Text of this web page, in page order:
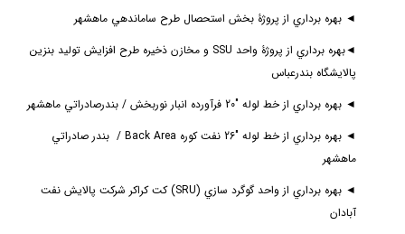
◄ بهره برداري از پروژۀ بخش استحصال طرح ساماندهي ماهشهر
◄بهره برداري از پروژۀ واحد SSU و مخازن ذخيره طرح افزايش توليد بنزين
پالايشگاه بندرعباس
◄ بهره برداري از خط لوله "20 فرآورده انبار نوربخش / بندرصادراتي ماهشهر
◄ بهره برداري از خط لوله "26 نفت كوره Back Area /
بندر صادراتي
ماهشهر
◄ بهره برداري از واحد گوگرد سازي (SRU) کت کراکر شركت پالايش نفت
آبادان